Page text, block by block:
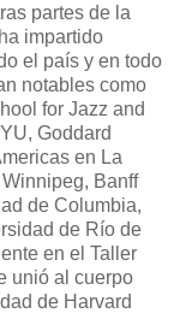
partes de la
impartido
el país y en todo
notables como
for Jazz and
Goddard
en La
Banff
de Columbia,
de Río de
en el Taller
unió al cuerpo
de Harvard